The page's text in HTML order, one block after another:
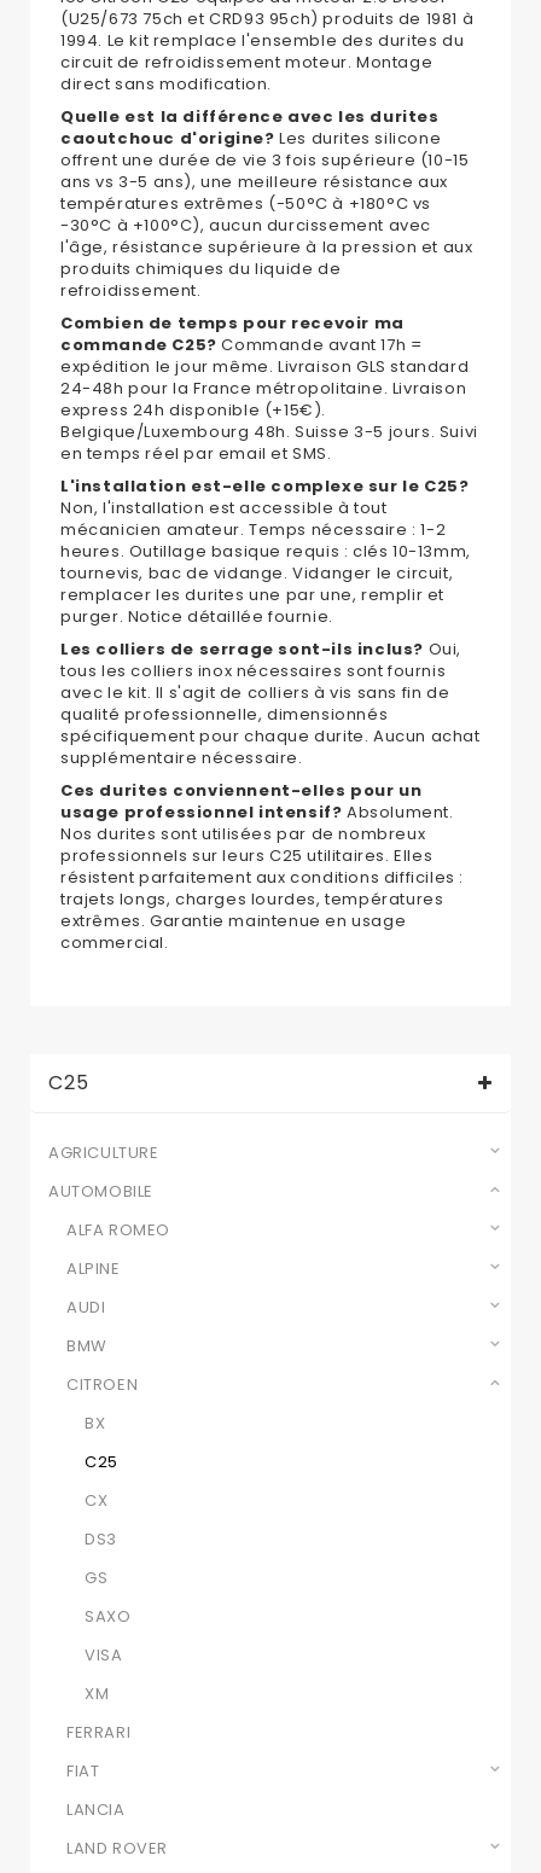
(U25/673 75ch et CRD93 95ch) produits de 1981 à
1994. Le kit remplace l'ensemble des durites du
circuit de refroidissement moteur. Montage
direct sans modification.
Quelle est la différence avec les durites
caoutchouc d'origine? Les durites silicone
offrent une durée de vie 3 fois supérieure (10-15
ans vs 3-5 ans), une meilleure résistance aux
températures extrêmes (-50°C à +180°C vs
-30°C à +100°C), aucun durcissement avec
l'âge, résistance supérieure à la pression et aux
produits chimiques du liquide de
refroidissement.
Combien de temps pour recevoir ma
commande C25? Commande avant 17h =
expédition le jour même. Livraison GLS standard
24-48h pour la France métropolitaine. Livraison
express 24h disponible (+15€).
Belgique/Luxembourg 48h. Suisse 3-5 jours. Suivi
en temps réel par email et SMS.
L'installation est-elle complexe sur le C25?
Non, l'installation est accessible à tout
mécanicien amateur. Temps nécessaire : 1-2
heures. Outillage basique requis : clés 10-13mm,
tournevis, bac de vidange. Vidanger le circuit,
remplacer les durites une par une, remplir et
purger. Notice détaillée fournie.
Les colliers de serrage sont-ils inclus? Oui,
tous les colliers inox nécessaires sont fournis
avec le kit. Il s'agit de colliers à vis sans fin de
qualité professionnelle, dimensionnés
spécifiquement pour chaque durite. Aucun achat
supplémentaire nécessaire.
Ces durites conviennent-elles pour un
usage professionnel intensif? Absolument.
Nos durites sont utilisées par de nombreux
professionnels sur leurs C25 utilitaires. Elles
résistent parfaitement aux conditions difficiles :
trajets longs, charges lourdes, températures
extrêmes. Garantie maintenue en usage
commercial.
C25
AGRICULTURE
AUTOMOBILE
ALFA ROMEO
ALPINE
AUDI
BMW
CITROEN
BX
C25
CX
DS3
GS
SAXO
VISA
XM
FERRARI
FIAT
LANCIA
LAND ROVER